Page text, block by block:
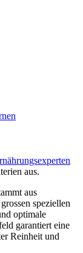
aus.
aus
speziellen
optimale
garantiert eine
Reinheit und